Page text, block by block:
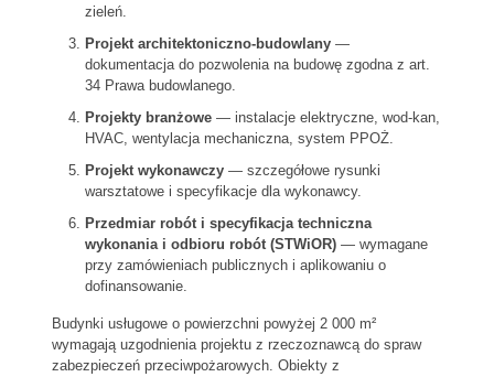
zieleń.
Projekt architektoniczno-budowlany—
dokumentacja do pozwolenia na budowę zgodna z art.
34 Prawa budowlanego.
Projekty branżowe— instalacje elektryczne, wod-kan,
HVAC, wentylacja mechaniczna, system PPOŻ.
Projekt wykonawczy— szczegółowe rysunki
warsztatowe i specyfikacje dla wykonawcy.
Przedmiar robót i specyfikacja techniczna
wykonania i odbioru robót (STWiOR)— wymagane
przy zamówieniach publicznych i aplikowaniu o
dofinansowanie.
Budynki usługowe o powierzchni powyżej 2 000 m²
wymagają uzgodnienia projektu z rzeczoznawcą do spraw
zabezpieczeń przeciwpożarowych. Obiekty z